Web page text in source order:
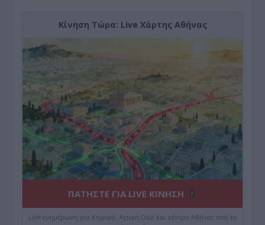
Κίνηση Τώρα: Live Χάρτης Αθήνας
ΠΑΤΗΣΤΕ ΓΙΑ LIVE ΚΙΝΗΣΗ
Live ενημέρωση για Κηφισό, Αττική Οδό και κέντρο Αθήνας από το